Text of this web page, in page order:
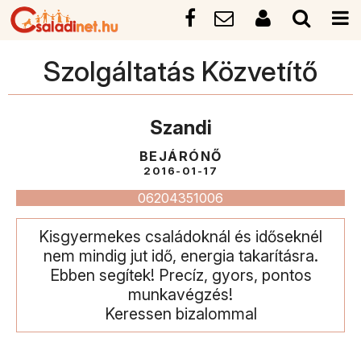
Szolgáltatás Közvetítő
Szandi
BEJÁRÓNŐ
2016-01-17
06204351006
Kisgyermekes családoknál és időseknél
nem mindig jut idő, energia takarításra.
Ebben segítek! Precíz, gyors, pontos
munkavégzés!
Keressen bizalommal